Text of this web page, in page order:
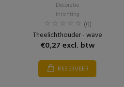
Decoratie
Inrichting
(0)
Theelichthouder - wave
€0,27 excl. btw
RESERVEER